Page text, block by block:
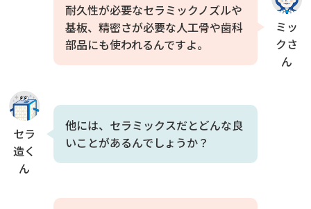
ミッ
クさ
ん
耐久性が必要なセラミックノズルや
基板、精密さが必要な人工骨や歯科
部品にも使われるんですよ。
セラ
造く
ん
他には、セラミックスだとどんな良
いことがあるんでしょうか？